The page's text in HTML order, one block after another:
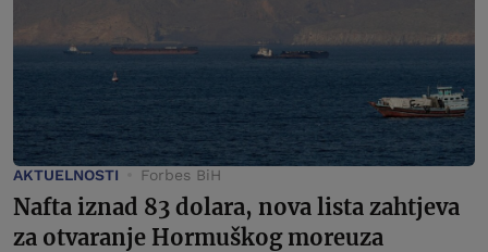
AKTUELNOSTI Forbes BiH
Nafta iznad 83 dolara, nova lista zahtjeva
za otvaranje Hormuškog moreuza